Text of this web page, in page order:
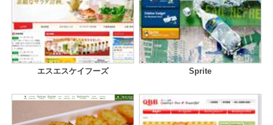
エスエスケイフーズ Sprite